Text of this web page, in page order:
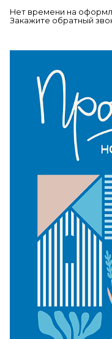
Нет времени на
Закажите обратный